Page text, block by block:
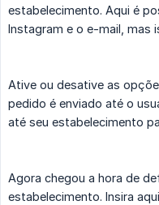
estabelecimento. Aqui é
Instagram e o e-mail, mas
Ative ou desative as
pedido é enviado até o
até seu estabelecimento
Agora chegou a hora de
estabelecimento. Insira